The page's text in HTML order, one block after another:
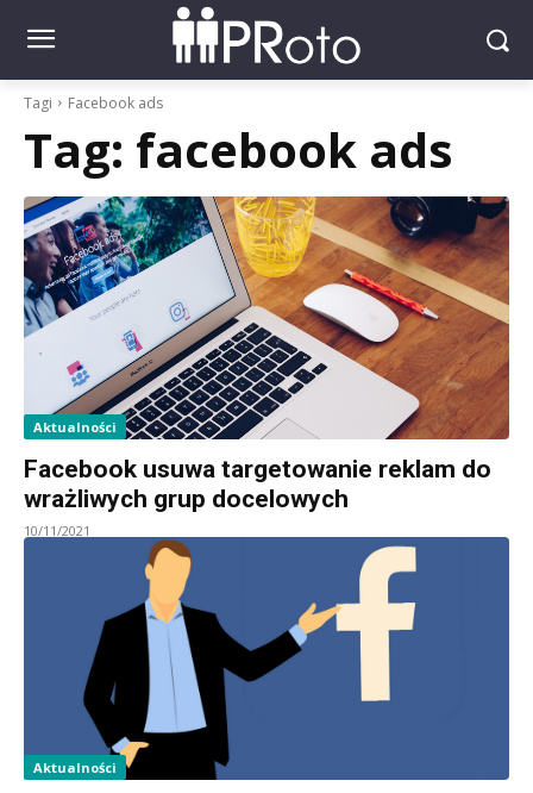
Tagi Facebook ads
Tag: facebook ads
Aktualności
Facebook usuwa targetowanie reklam do
wrażliwych grup docelowych
10/11/2021
Aktualności